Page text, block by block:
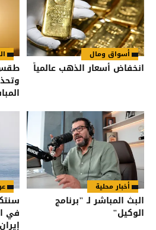
أسواق ومال
انخفاض أسعار الذهب عالمياً طقس
أخبار محلية
البث المباشر لـ "برنامج
الوكيل" في
إيران